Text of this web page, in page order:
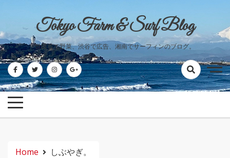
content
Tokyo Farm & Surf Blog
世田谷で野菜、渋谷で広告、湘南でサーフィンのブログ。
Home しぶやぎ。